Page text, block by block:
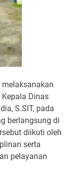
Dinas
S.SIT, pada
berlangsung di
diikuti oleh
serta
pelayanan